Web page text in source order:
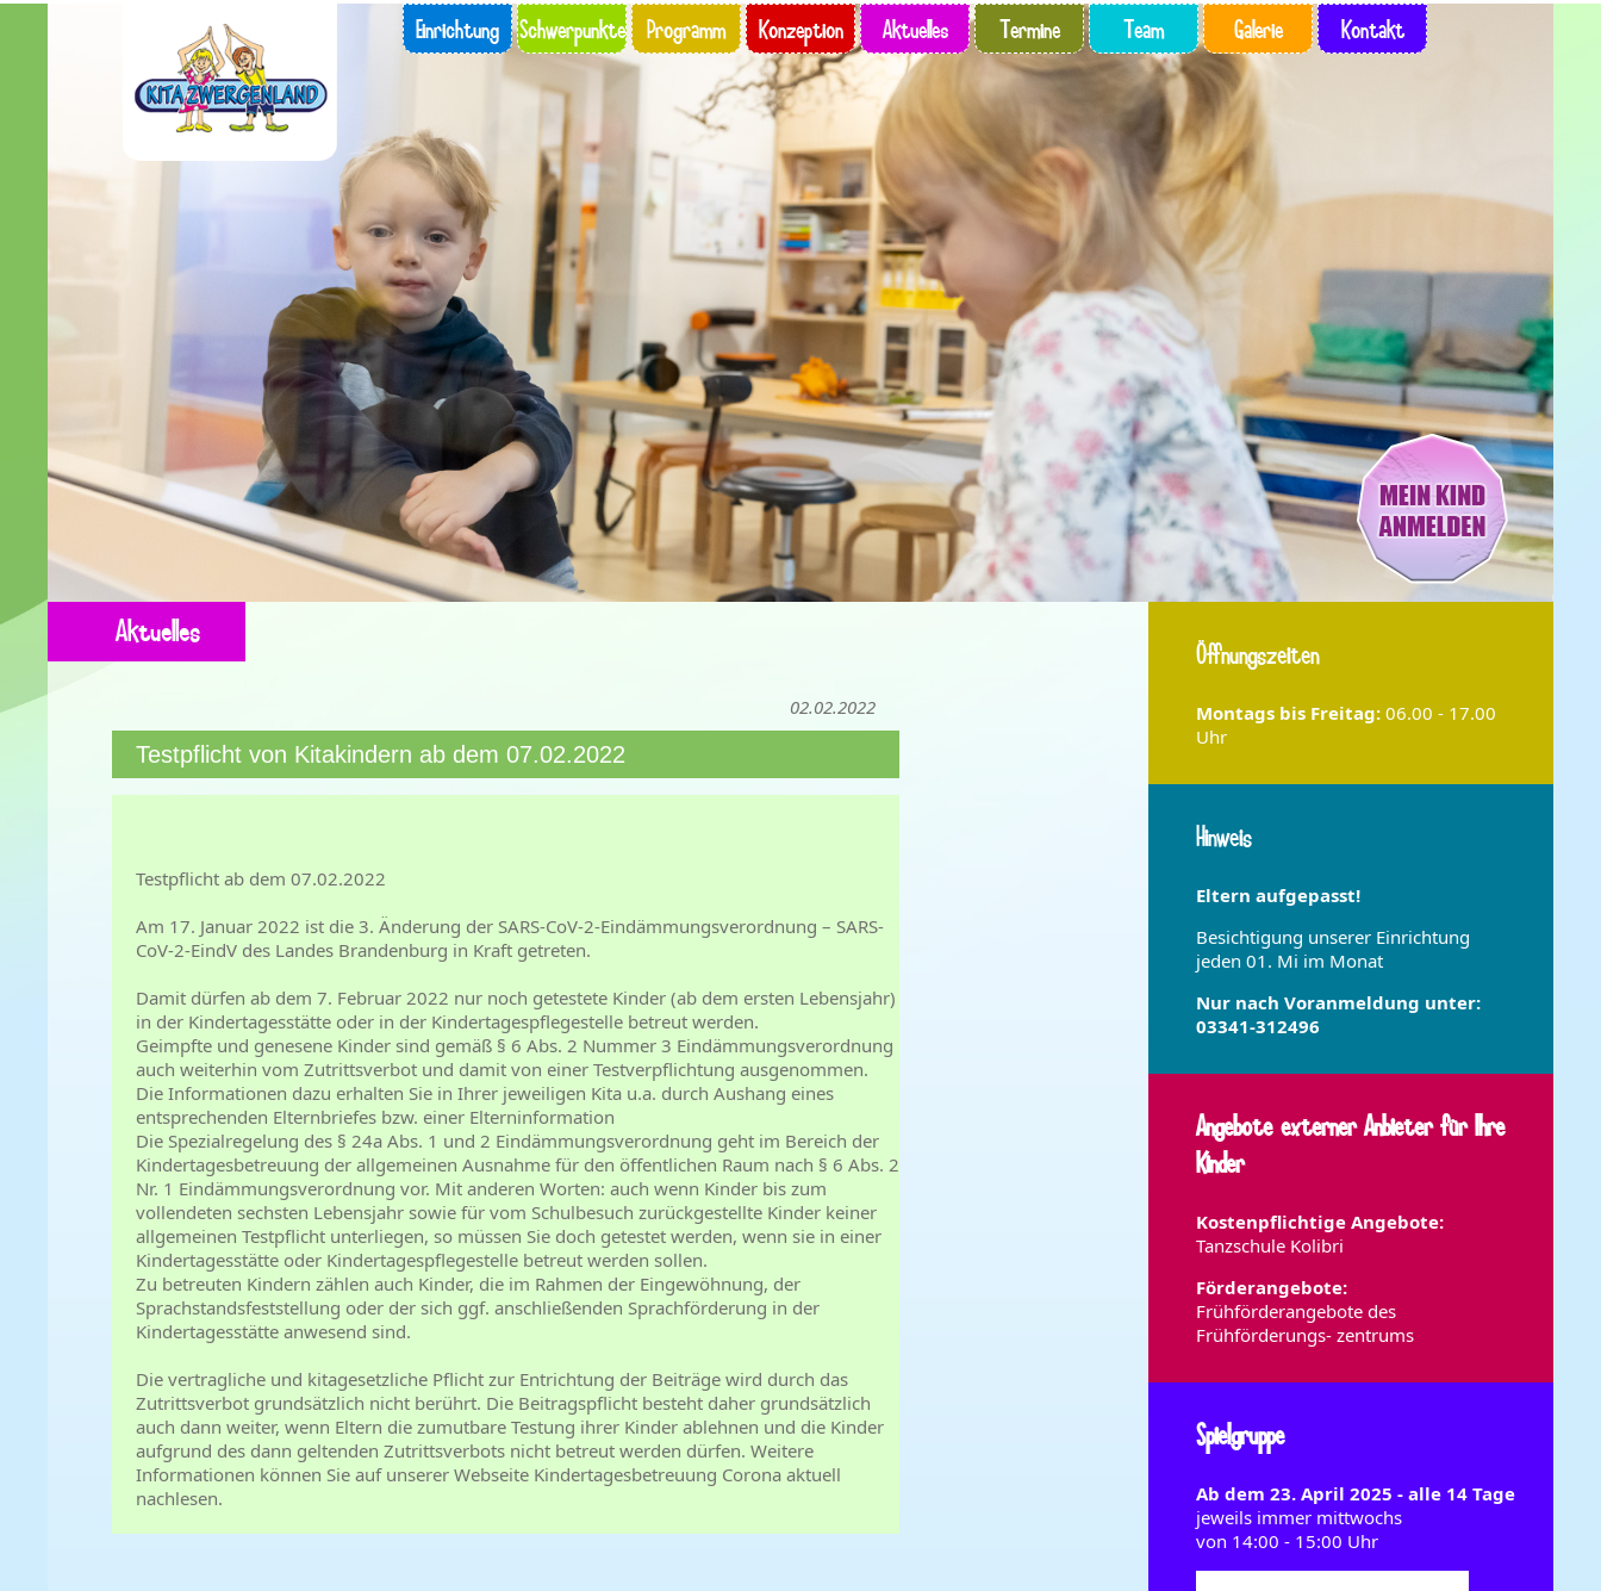
Einrichtung Schwerpunkte Programm Konzeption Aktuelles Termine Team Galerie Kontakt
Aktuelles
02.02.2022
Testpflicht von Kitakindern ab dem 07.02.2022
Testpflicht ab dem 07.02.2022
Am 17. Januar 2022 ist die 3. Änderung der SARS-CoV-2-Eindämmungsverordnung – SARS-
CoV-2-EindV des Landes Brandenburg in Kraft getreten.
Damit dürfen ab dem 7. Februar 2022 nur noch getestete Kinder (ab dem ersten Lebensjahr)
in der Kindertagesstätte oder in der Kindertagespflegestelle betreut werden.
Geimpfte und genesene Kinder sind gemäß § 6 Abs. 2 Nummer 3 Eindämmungsverordnung
auch weiterhin vom Zutrittsverbot und damit von einer Testverpflichtung ausgenommen.
Die Informationen dazu erhalten Sie in Ihrer jeweiligen Kita u.a. durch Aushang eines
entsprechenden Elternbriefes bzw. einer Elterninformation
Die Spezialregelung des § 24a Abs. 1 und 2 Eindämmungsverordnung geht im Bereich der
Kindertagesbetreuung der allgemeinen Ausnahme für den öffentlichen Raum nach § 6 Abs. 2
Nr. 1 Eindämmungsverordnung vor. Mit anderen Worten: auch wenn Kinder bis zum
vollendeten sechsten Lebensjahr sowie für vom Schulbesuch zurückgestellte Kinder keiner
allgemeinen Testpflicht unterliegen, so müssen Sie doch getestet werden, wenn sie in einer
Kindertagesstätte oder Kindertagespflegestelle betreut werden sollen.
Zu betreuten Kindern zählen auch Kinder, die im Rahmen der Eingewöhnung, der
Sprachstandsfeststellung oder der sich ggf. anschließenden Sprachförderung in der
Kindertagesstätte anwesend sind.
Die vertragliche und kitagesetzliche Pflicht zur Entrichtung der Beiträge wird durch das
Zutrittsverbot grundsätzlich nicht berührt. Die Beitragspflicht besteht daher grundsätzlich
auch dann weiter, wenn Eltern die zumutbare Testung ihrer Kinder ablehnen und die Kinder
aufgrund des dann geltenden Zutrittsverbots nicht betreut werden dürfen. Weitere
Informationen können Sie auf unserer Webseite Kindertagesbetreuung Corona aktuell
nachlesen.
Öffnungszeiten
Montags bis Freitag:06.00 - 17.00
Uhr
Hinweis
Eltern aufgepasst!
Besichtigung unserer Einrichtung
jeden 01. Mi im Monat
Nur nach Voranmeldung unter:
03341-312496
Angebote externer Anbieter für Ihre
Kinder
Kostenpflichtige Angebote:
Tanzschule Kolibri
Förderangebote:
Frühförderangebote des
Frühförderungs- zentrums
Spielgruppe
Ab dem 23. April 2025 - alle 14 Tage
jeweils immer mittwochs
von 14:00 - 15:00 Uhr